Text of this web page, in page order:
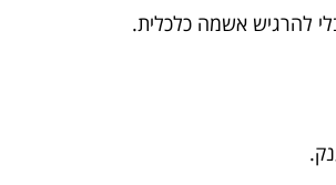
להרגיש אשמה כלכלית.